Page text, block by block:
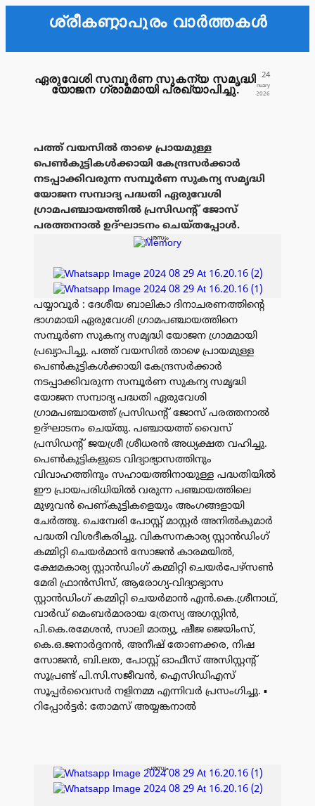
ശ്രീകണ്ഠാപുരം വാർത്തകൾ
ഏരുവേശി സമ്പൂർണ സുകന്യ സമൃദ്ധി
യോജന ഗ്രാമമായി പ്രഖ്യാപിച്ചു.
24
January
2026
പത്ത് വയസിൽ താഴെ പ്രായമുള്ള
പെൺകുട്ടികൾക്കായി കേന്ദ്രസർക്കാർ
നടപ്പാക്കിവരുന്ന സമ്പൂർണ സുകന്യ സമൃദ്ധി
യോജന സമ്പാദ്യ പദ്ധതി ഏരുവേശി
ഗ്രാമപഞ്ചായത്തിൽ പ്രസിഡൻ്റ് ജോസ്
പരത്തനാൽ ഉദ്ഘാടനം ചെയ്തപ്പോൾ.
പരസ്യം
പയ്യാവൂർ : ദേശീയ ബാലികാ ദിനാചരണത്തിൻ്റെ
ഭാഗമായി ഏരുവേശി ഗ്രാമപഞ്ചായത്തിനെ
സമ്പൂർണ സുകന്യ സമൃദ്ധി യോജന ഗ്രാമമായി
പ്രഖ്യാപിച്ചു. പത്ത് വയസിൽ താഴെ പ്രായമുള്ള
പെൺകുട്ടികൾക്കായി കേന്ദ്രസർക്കാർ
നടപ്പാക്കിവരുന്ന സമ്പൂർണ സുകന്യ സമൃദ്ധി
യോജന സമ്പാദ്യ പദ്ധതി ഏരുവേശി
ഗ്രാമപഞ്ചായത്ത് പ്രസിഡൻ്റ് ജോസ് പരത്തനാൽ
ഉദ്ഘാടനം ചെയ്തു. പഞ്ചായത്ത് വൈസ്
പ്രസിഡൻ്റ് ജയശ്രീ ശ്രീധരൻ അധ്യക്ഷത വഹിച്ചു.
പെൺകുട്ടികളുടെ വിദ്യാഭ്യാസത്തിനും
വിവാഹത്തിനും സഹായത്തിനായുള്ള പദ്ധതിയിൽ
ഈ പ്രായപരിധിയിൽ വരുന്ന പഞ്ചായത്തിലെ
മുഴുവൻ പെണ്കുട്ടികളെയും അംഗങ്ങളായി
ചേർത്തു. ചെമ്പേരി പോസ്റ്റ് മാസ്റ്റർ അനിൽകുമാർ
പദ്ധതി വിശദീകരിച്ചു. വികസനകാര്യ സ്റ്റാൻഡിംഗ്
കമ്മിറ്റി ചെയർമാൻ സോജൻ കാരമയിൽ,
ക്ഷേമകാര്യ സ്റ്റാൻഡിംഗ് കമ്മിറ്റി ചെയർപേഴ്‌സൺ
മേരി ഫ്രാൻസിസ്, ആരോഗ്യ-വിദ്യാഭ്യാസ
സ്റ്റാൻഡിംഗ് കമ്മിറ്റി ചെയർമാൻ എൻ.കെ.ശ്രീനാഥ്‌,
വാർഡ് മെംബർമാരായ ത്രേസ്യ അഗസ്റ്റിൻ,
പി.കെ.രമേശൻ, സാലി മാത്യു, ഷീജ ജെയിംസ്,
കെ.ഒ.ജനാർദ്ദനൻ, അനീഷ് തോണക്കര, നിഷ
സോജൻ, ബി.ലത, പോസ്റ്റ് ഓഫീസ് അസിസ്റ്റന്റ്
സൂപ്രണ്ട് പി.സി.സജീവൻ, ഐസിഡിഎസ്
സൂപ്പർവൈസർ നളിനമ്മ എന്നിവർ പ്രസംഗിച്ചു. ▪️
റിപ്പോർട്ടർ: തോമസ് അയ്യങ്കനാൽ
പരസ്യം